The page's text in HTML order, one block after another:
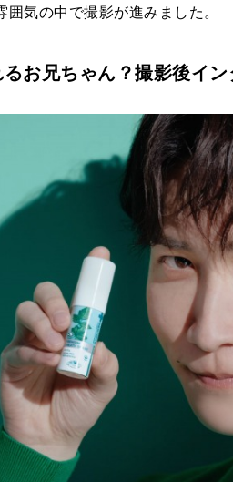
気の中で撮影が進みました。
お兄ちゃん？撮影後イン